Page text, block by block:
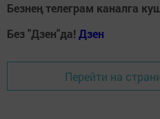
Безнең телеграм каналга
Без "Дзен"да! Дзен
Перейти на